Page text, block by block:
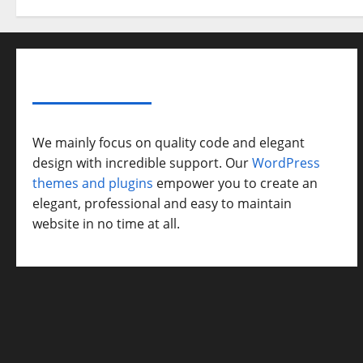
We mainly focus on quality code and elegant
design with incredible support. OurWordPress
themes and plugins empower you to create an
elegant, professional and easy to maintain
website in no time at all.